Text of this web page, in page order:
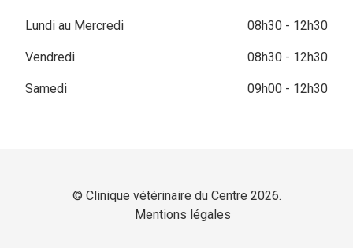
Lundi au Mercredi 08h30 - 12h30
Vendredi 08h30 - 12h30
Samedi 09h00 - 12h30
© Clinique vétérinaire du Centre 2026.
Mentions légales